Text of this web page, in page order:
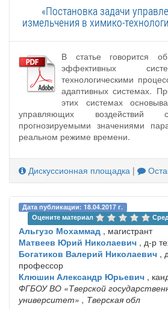
«Постановка задачи
измельчения в химико-
В статье говорится
эффективных
технологическими
адаптивных системах.
этих системах
управляющих воздействий
прогнозируемыми значениями
реальном режиме времени.
Дискуссионная площадка |
Дата публикации: 18.04.2017 г.
Оцените материал
Альгузо Мохаммад , магистрант
Матвеев Юрий Николаевич , д-р
Богатиков Валерий Николаевич ,
профессор
Клюшин Александр Юрьевич ,
ФГБОУ ВО «Тверской
университет» , Тверская обл